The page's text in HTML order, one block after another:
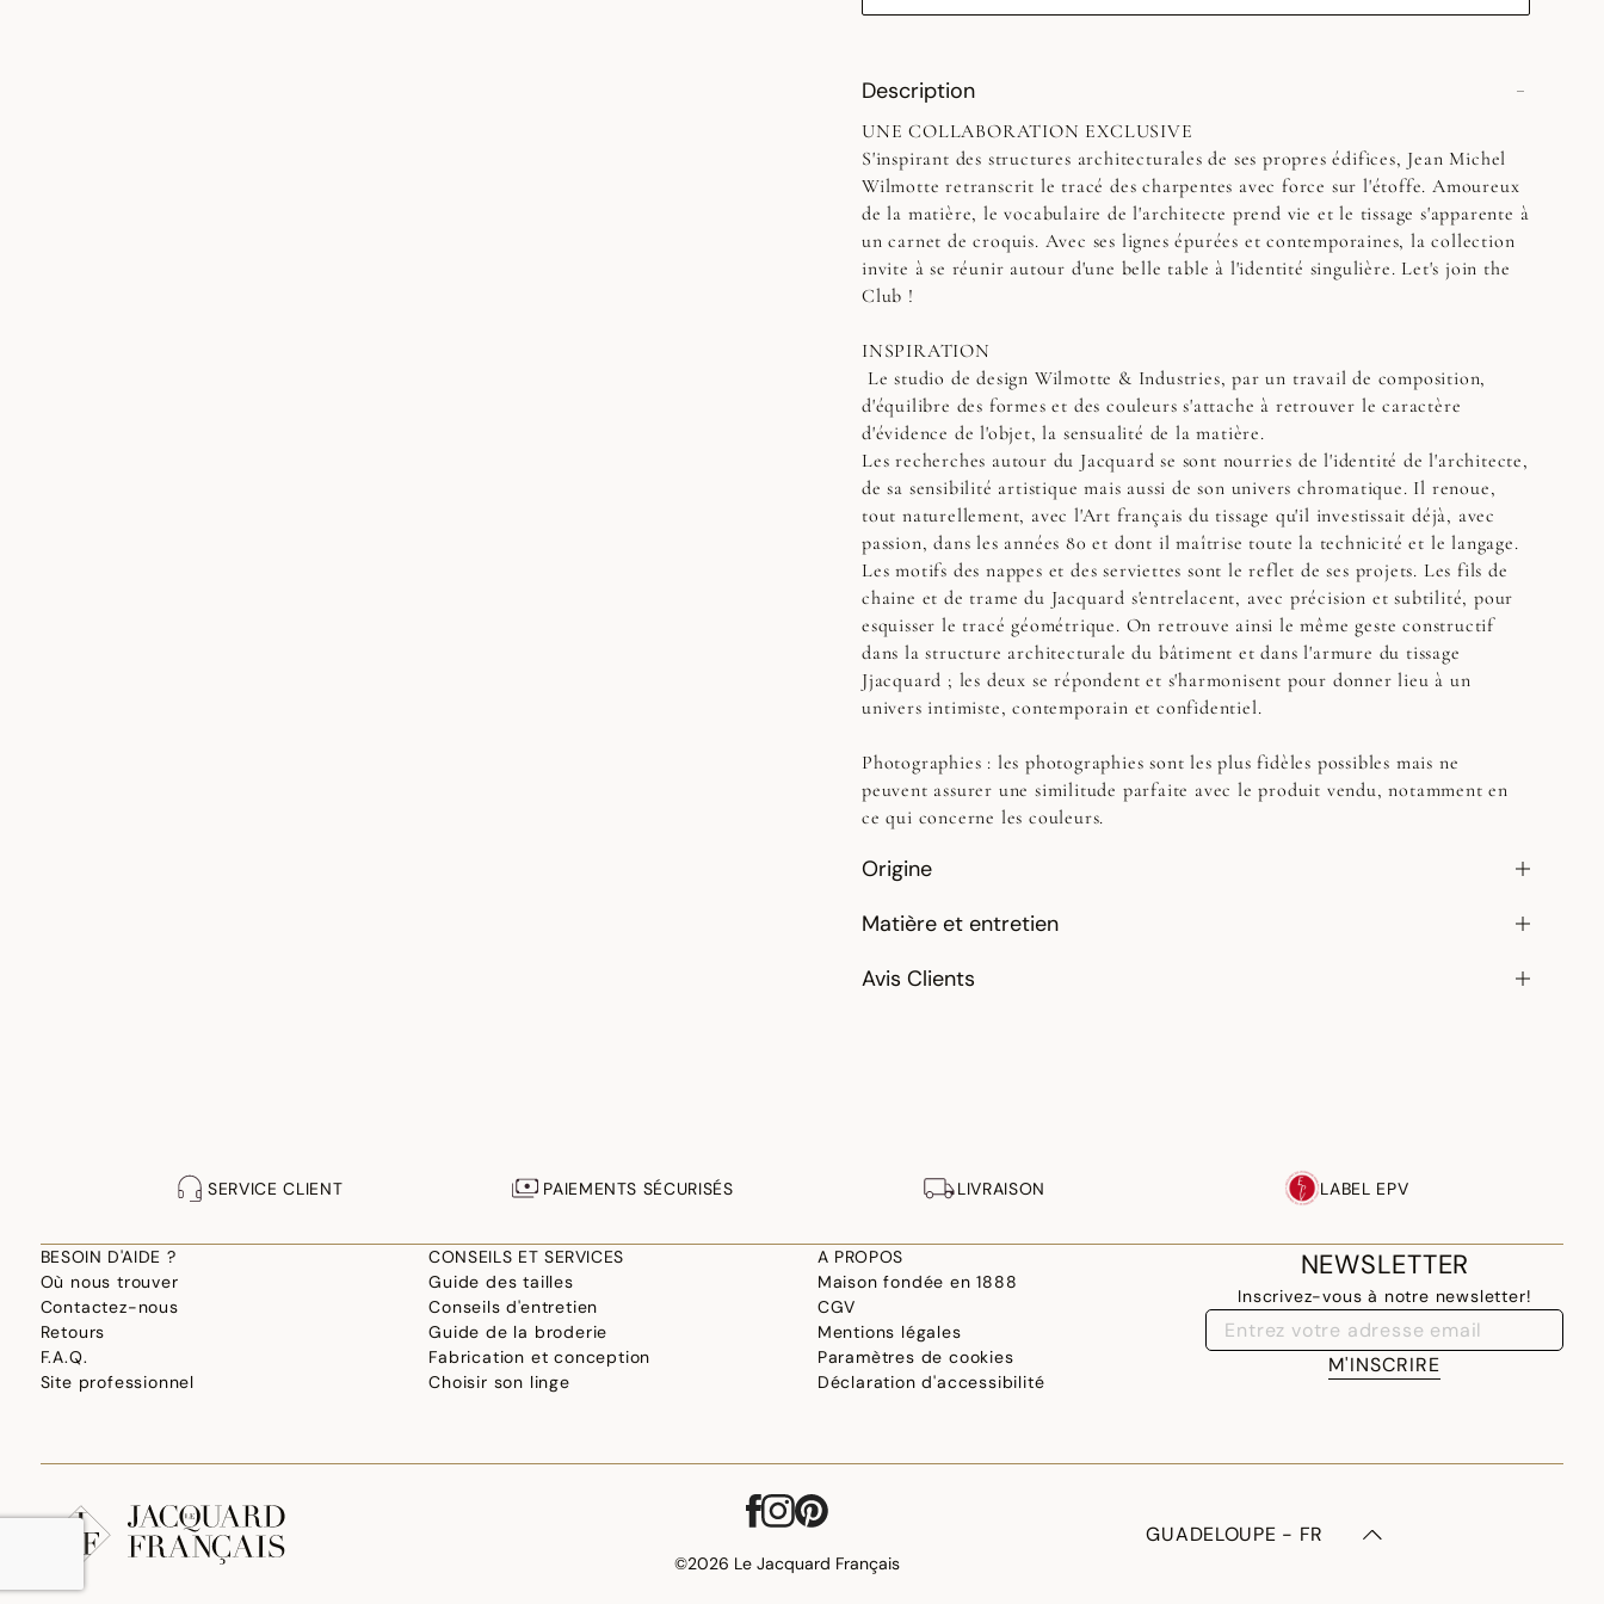
Description
UNE COLLABORATION EXCLUSIVE
S'inspirant des structures architecturales de ses propres édifices, Jean Michel
Wilmotte retranscrit le tracé des charpentes avec force sur l'étoffe. Amoureux
de la matière, le vocabulaire de l'architecte prend vie et le tissage s'apparente à
un carnet de croquis. Avec ses lignes épurées et contemporaines, la collection
invite à se réunir autour d'une belle table à l'identité singulière. Let's join the
Club !
INSPIRATION
Le studio de design Wilmotte & Industries, par un travail de composition,
d'équilibre des formes et des couleurs s'attache à retrouver le caractère
d'évidence de l'objet, la sensualité de la matière.
Les recherches autour du Jacquard se sont nourries de l'identité de l'architecte,
de sa sensibilité artistique mais aussi de son univers chromatique. Il renoue,
tout naturellement, avec l'Art français du tissage qu'il investissait déjà, avec
passion, dans les années 80 et dont il maîtrise toute la technicité et le langage.
Les motifs des nappes et des serviettes sont le reflet de ses projets. Les fils de
chaine et de trame du Jacquard s'entrelacent, avec précision et subtilité, pour
esquisser le tracé géométrique. On retrouve ainsi le même geste constructif
dans la structure architecturale du bâtiment et dans l'armure du tissage
Jjacquard ; les deux se répondent et s'harmonisent pour donner lieu à un
univers intimiste, contemporain et confidentiel.
Photographies : les photographies sont les plus fidèles possibles mais ne
peuvent assurer une similitude parfaite avec le produit vendu, notamment en
ce qui concerne les couleurs.
Origine
Matière et entretien
Avis Clients
SERVICE CLIENT PAIEMENTS SÉCURISÉS LIVRAISON LABEL EPV
BESOIN D'AIDE ?
Où nous trouver
Contactez-nous
Retours
F.A.Q.
Site professionnel
CONSEILS ET SERVICES
Guide des tailles
Conseils d'entretien
Guide de la broderie
Fabrication et conception
Choisir son linge
A PROPOS
Maison fondée en 1888
CGV
Mentions légales
Paramètres de cookies
Déclaration d'accessibilité
NEWSLETTER
Inscrivez-vous à notre newsletter!
M'INSCRIRE
©2026 Le Jacquard Français
GUADELOUPE - FR